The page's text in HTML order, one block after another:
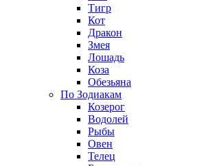
Тигр
Кот
Дракон
Змея
Лошадь
Коза
Обезьяна
По Зодиакам
Козерог
Водолей
Рыбы
Овен
Телец